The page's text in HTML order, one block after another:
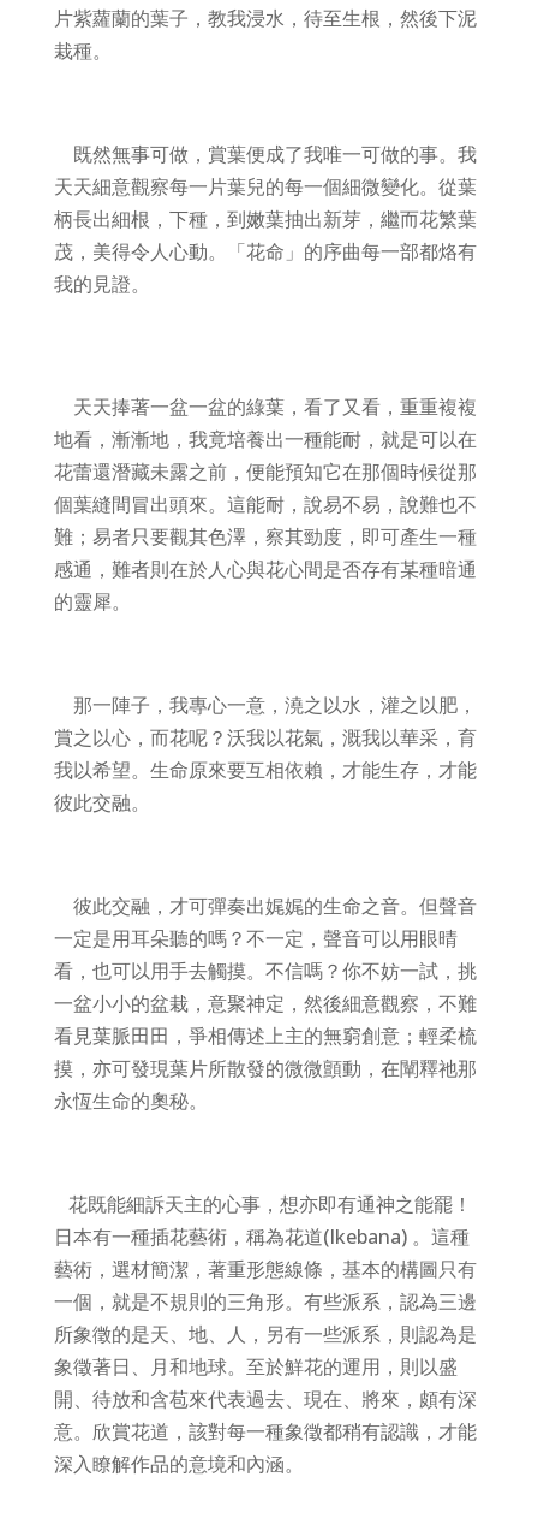
片紫蘿蘭的葉子，教我浸水，待至生根，然後下泥
栽種。
既然無事可做，賞葉便成了我唯一可做的事。我
天天細意觀察每一片葉兒的每一個細微變化。從葉
柄長出細根，下種，到嫩葉抽出新芽，繼而花繁葉
茂，美得令人心動。「花命」的序曲每一部都烙有
我的見證。
天天捧著一盆一盆的綠葉，看了又看，重重複複
地看，漸漸地，我竟培養出一種能耐，就是可以在
花蕾還潛藏未露之前，便能預知它在那個時候從那
個葉縫間冒出頭來。這能耐，說易不易，說難也不
難；易者只要觀其色澤，察其勁度，即可產生一種
感通，難者則在於人心與花心間是否存有某種暗通
的靈犀。
那一陣子，我專心一意，澆之以水，灌之以肥，
賞之以心，而花呢？沃我以花氣，溉我以華采，育
我以希望。生命原來要互相依賴，才能生存，才能
彼此交融。
彼此交融，才可彈奏出娓娓的生命之音。但聲音
一定是用耳朵聽的嗎？不一定，聲音可以用眼晴
看，也可以用手去觸摸。不信嗎？你不妨一試，挑
一盆小小的盆栽，意聚神定，然後細意觀察，不難
看見葉脈田田，爭相傳述上主的無窮創意；輕柔梳
摸，亦可發現葉片所散發的微微顫動，在闡釋祂那
永恆生命的奧秘。
花既能細訴天主的心事，想亦即有通神之能罷！
日本有一種插花藝術，稱為花道(Ikebana) 。這種
藝術，選材簡潔，著重形態線條，基本的構圖只有
一個，就是不規則的三角形。有些派系，認為三邊
所象徵的是天、地、人，另有一些派系，則認為是
象徵著日、月和地球。至於鮮花的運用，則以盛
開、待放和含苞來代表過去、現在、將來，頗有深
意。欣賞花道，該對每一種象徵都稍有認識，才能
深入瞭解作品的意境和內涵。